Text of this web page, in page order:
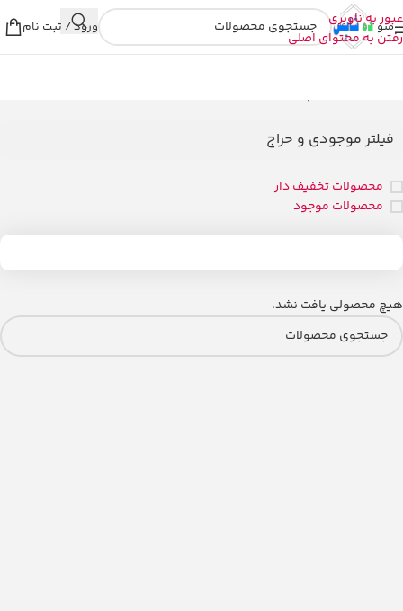
عبور به ناوبری
رفتن به محتوای اصلی
منو ورود / ثبت نام
فیلتر موجودی و حراج
محصولات تخفیف دار
محصولات موجود
هیچ محصولی یافت نشد.